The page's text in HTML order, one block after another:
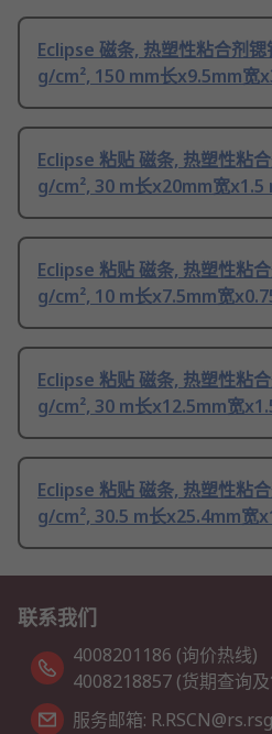
Eclipse 磁条, 热塑性粘合剂
g/cm², 150 mm长x9.5mm宽
Eclipse 粘贴 磁条, 热塑性粘
g/cm², 30 m长x20mm宽x1.5
Eclipse 粘贴 磁条, 热塑性粘
g/cm², 10 m长x7.5mm宽
Eclipse 粘贴 磁条, 热塑性粘
g/cm², 30 m长x12.5mm宽
Eclipse 粘贴 磁条, 热塑性粘
g/cm², 30.5 m长x25.4mm宽
联系我们
4008201186 (询价热线)
4008218857 (货期查询
服务邮箱: